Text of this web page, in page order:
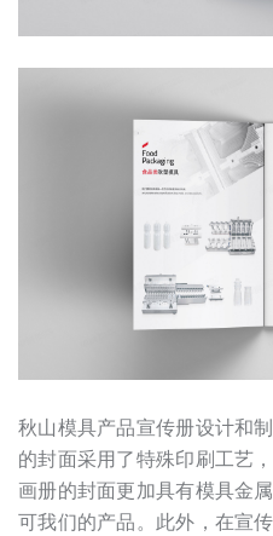
秋山模具产品宣传册设计和
的封面采用了特殊印刷工艺
画册的封面更加具有模具金
可我们的产品。此外，在宣